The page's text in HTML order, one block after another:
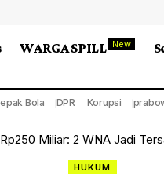
WARGA SPILL New
Bola DPR Korupsi
Miliar: 2 WNA Jadi
HUKUM